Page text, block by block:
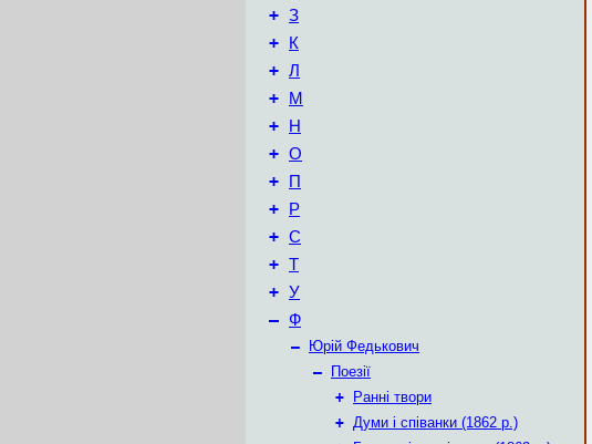
+ З
+ К
+ Л
+ М
+ Н
+ О
+ П
+ Р
+ С
+ Т
+ У
– Ф
–
Юрій Федькович
–
Поезії
+
Ранні твори
+ Думи і співанки (1862 р.)